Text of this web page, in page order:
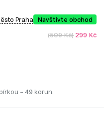
Praha Navštivte obchod
(509 Kč) 299 Kč
– 49 korun.